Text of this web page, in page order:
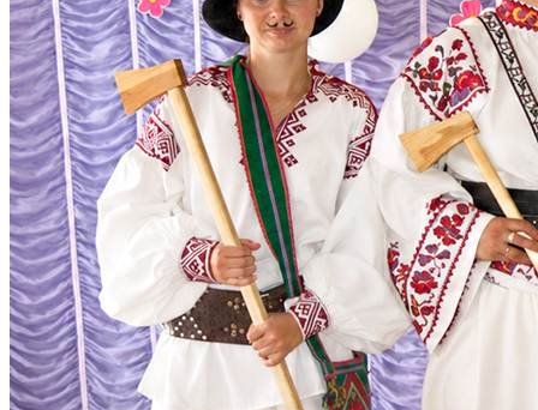
ЦУЖМ
Проєкт "Жестова мова для поліцейських"
Про шахрайські схеми
ВІКТОРИНА
На допомогу військовим
Медична термінологія жестовою мовою
Статут УТОГ
Нормативна база УТОГ
Конвенція ООН
Законодавство
Декларації
Документи ВФГ
Міжнародні документи